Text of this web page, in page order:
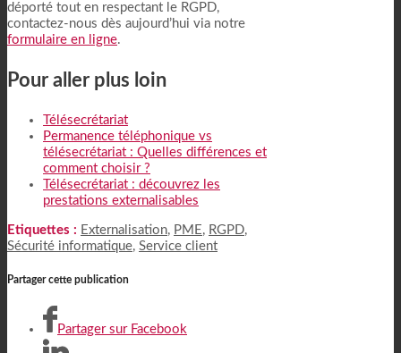
déporté tout en respectant le RGPD,
contactez-nous dès aujourd’hui via notre
formulaire en ligne.
Pour aller plus loin
Télésecrétariat
Permanence téléphonique vs
télésecrétariat : Quelles différences et
comment choisir ?
Télésecrétariat : découvrez les
prestations externalisables
Etiquettes : Externalisation, PME, RGPD,
Sécurité informatique, Service client
Partager cette publication
Partager sur Facebook